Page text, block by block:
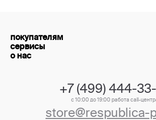
покупателям
сервисы
о нас
+7 (499) 444-
с 10:00 до 19:00 работа call-
store@respublica-